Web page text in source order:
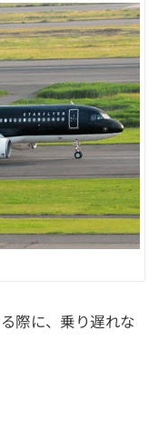
際に、乗り遅れな